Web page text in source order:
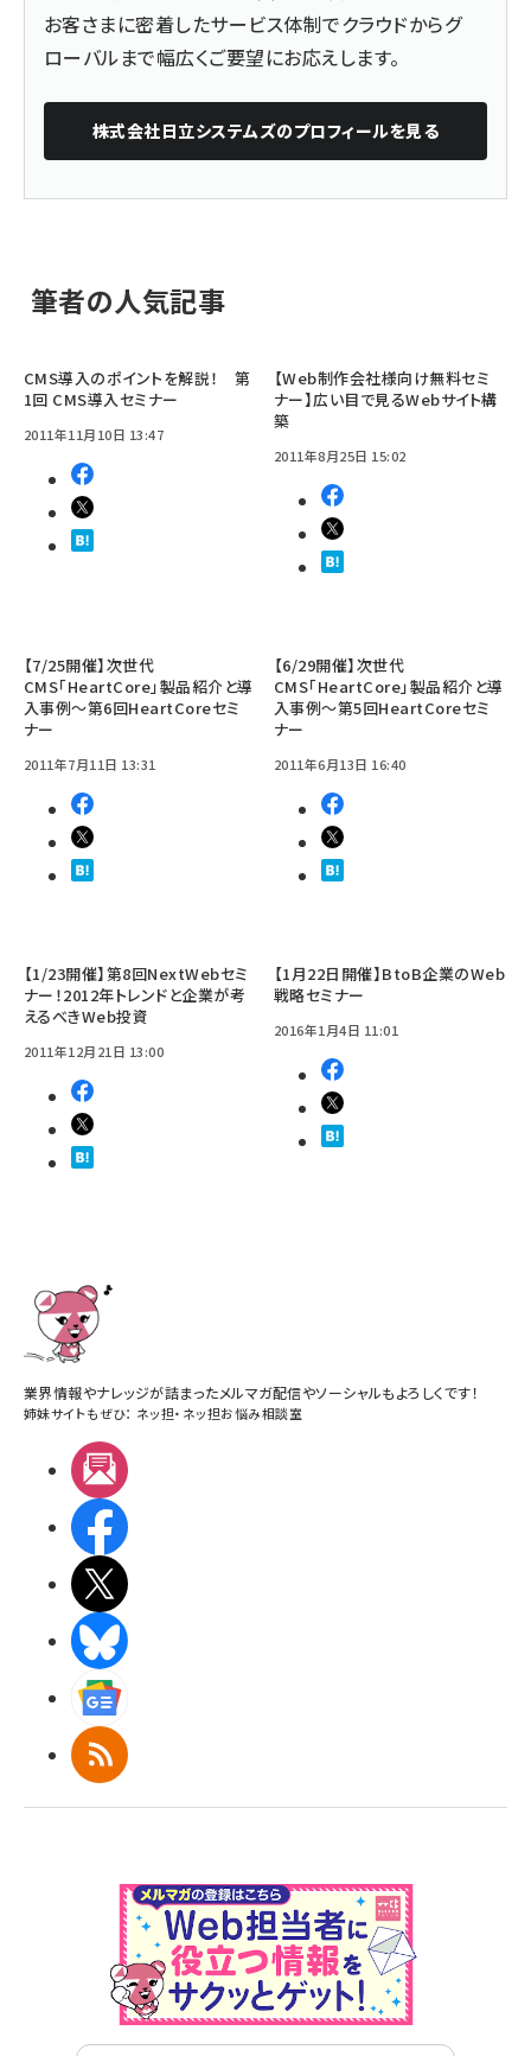
お客さまに密着したサービス体制でクラウドからグ
ローバルまで幅広くご要望にお応えします。
株式会社日立システムズのプロフィールを見る
筆者の人気記事
CMS導入のポイントを解説！ 第
1回 CMS導入セミナー
2011年11月10日 13:47
【Web制作会社様向け無料セミ
ナー】広い目で見るWebサイト構
築
2011年8月25日 15:02
【7/25開催】次世代
CMS「HeartCore」製品紹介と導
入事例～第6回HeartCoreセミ
ナー
2011年7月11日 13:31
【6/29開催】次世代
CMS「HeartCore」製品紹介と導
入事例～第5回HeartCoreセミ
ナー
2011年6月13日 16:40
【1/23開催】第8回NextWebセミ
ナー！2012年トレンドと企業が考
えるべきWeb投資
2011年12月21日 13:00
【1月22日開催】BtoB企業のWeb
戦略セミナー
2016年1月4日 11:01
業界情報やナレッジが詰まったメルマガ配信やソーシャルもよろしくです！
姉妹サイトもぜひ： ネッ担・ ネッ担お悩み相談室
RSS